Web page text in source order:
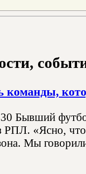
команды,
Бывший
РПЛ. «Ясно,
Мы